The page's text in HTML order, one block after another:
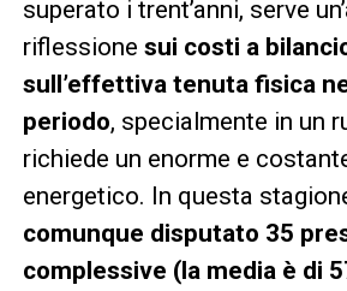
superato i trent’anni, serve
riflessione sui costi a
sull’effettiva tenuta fisica
periodo, specialmente in un
richiede un enorme e
energetico. In questa
comunque disputato 35
complessive (la media è di